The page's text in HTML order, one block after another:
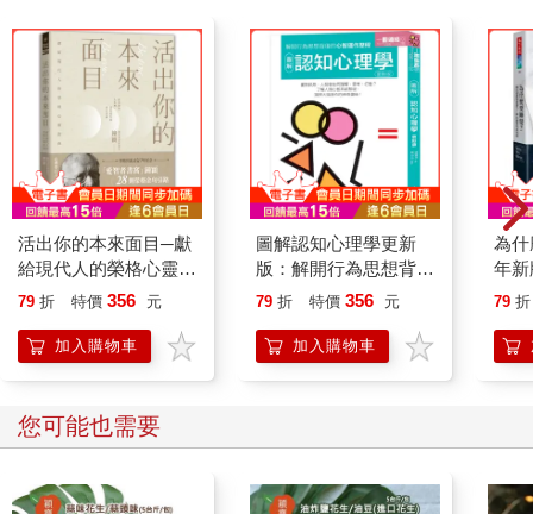
活出你的本來面目─獻
給現代人的榮格心靈指
南：在有限的人生裡，
79 折 特價 356 元
加入購物車
圖解認知心理學更新
版：解開行為思想背後
的心理運作歷程
79 折 特價 356 元
加入購物車
為什
年
學
79 折
您可能也需要